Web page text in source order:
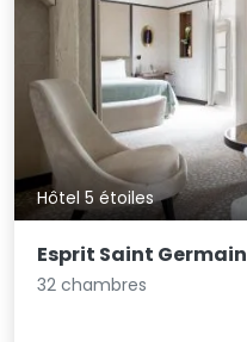
Hôtel 5 étoiles
Esprit Saint Germain
32 chambres